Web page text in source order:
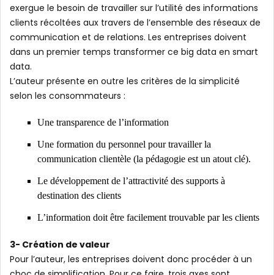
exergue le besoin de travailler sur l’utilité des informations
clients récoltées aux travers de l’ensemble des réseaux de
communication et de relations. Les entreprises doivent
dans un premier temps transformer ce big data en smart
data.
L’auteur présente en outre les critères de la simplicité
selon les consommateurs :
Une transparence de l’information
Une formation du personnel pour travailler la
communication clientèle (la pédagogie est un atout clé).
Le développement de l’attractivité des supports à
destination des clients
L’information doit être facilement trouvable par les clients
3- Création de valeur
Pour l’auteur, les entreprises doivent donc procéder à un